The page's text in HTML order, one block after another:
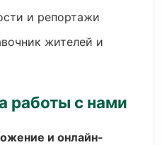
и репортажи
жителей и
работы с нами
и онлайн-